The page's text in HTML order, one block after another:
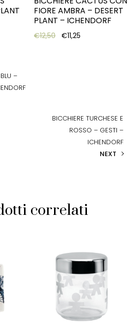
FIORE AMBRA – DESERT
PLANT – ICHENDORF
€12,50 Original price was:
€11,25
–
BICCHIERE TURCHESE E
ROSSO – GESTI –
ICHENDORF
NEXT
correlati